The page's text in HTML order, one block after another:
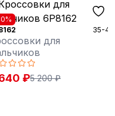
35-41
для
₽5 200 ₽